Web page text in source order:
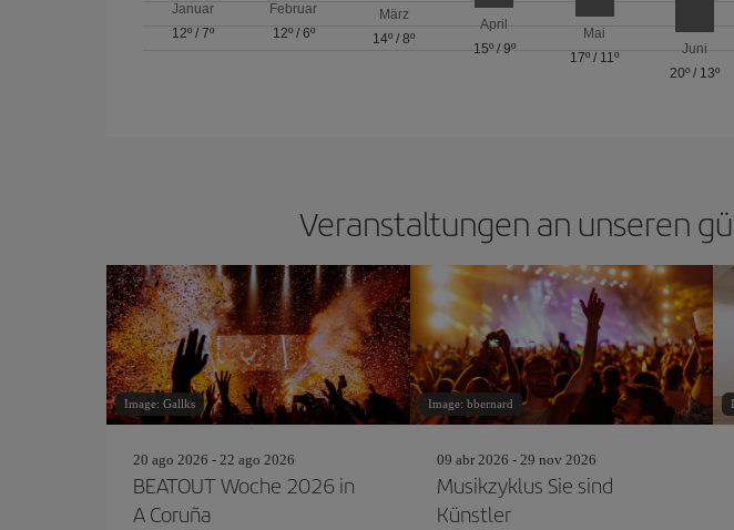
Januar
12º /7º
Februar
12º/ 6º
März
14º /8º
April
15º/ 9º
Mai
17º / 11º
Juni
20º / 13º
Veranstaltungen an unseren
Image: Gallks
20 ago 2026 - 22 ago 2026
BEATOUT Woche 2026 in
A Coruña
Image: bbernard
09 abr 2026 - 29 nov 2026
Musikzyklus Sie sind
Künstler